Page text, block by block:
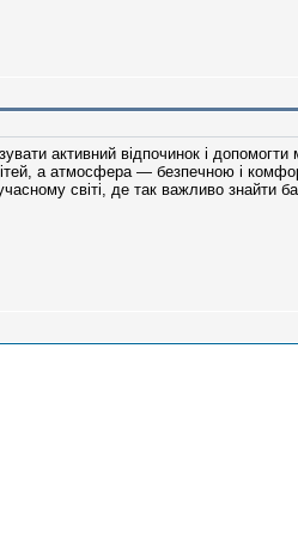
активний відпочинок і
а атмосфера — безпечною і
світі, де так важливо знайти